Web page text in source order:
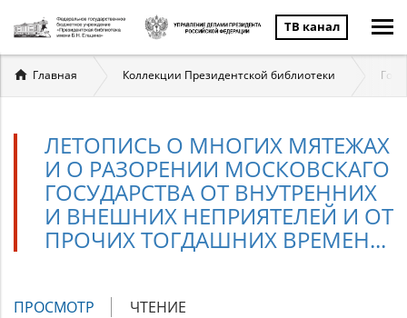
ТВ канал
Вы
здесь
Главная Коллекции Президентской библиотеки
ЛЕТОПИСЬ О МНОГИХ МЯТЕЖАХ
И О РАЗОРЕНИИ МОСКОВСКАГО
ГОСУДАРСТВА ОТ ВНУТРЕННИХ
И ВНЕШНИХ НЕПРИЯТЕЛЕЙ И ОТ
ПРОЧИХ ТОГДАШНИХ ВРЕМЕН...
Главные
ПРОСМОТР (АКТИВНАЯ
ЧТЕНИЕ